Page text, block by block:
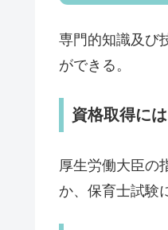
専門的知識及び
ができる。
資格取得には
厚生労働大臣の
か、保育士試験